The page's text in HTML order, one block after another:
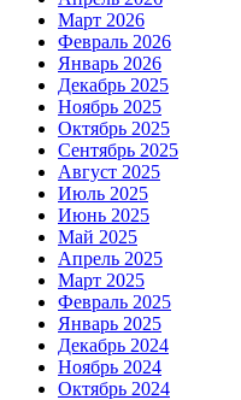
Март 2026
Февраль 2026
Январь 2026
Декабрь 2025
Ноябрь 2025
Октябрь 2025
Сентябрь 2025
Август 2025
Июль 2025
Июнь 2025
Май 2025
Апрель 2025
Март 2025
Февраль 2025
Январь 2025
Декабрь 2024
Ноябрь 2024
Октябрь 2024